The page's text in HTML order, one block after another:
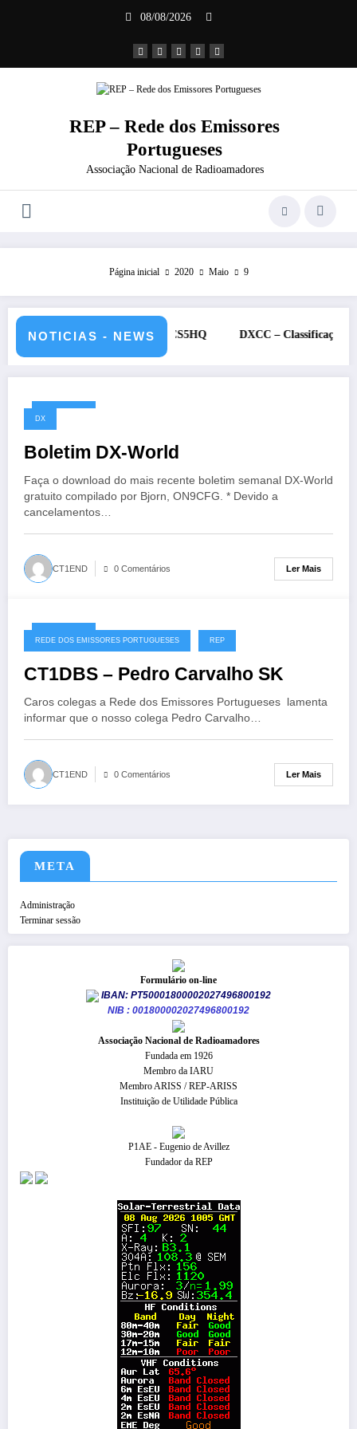
08/08/2026
REP – Rede dos Emissores
Portugueses
Associação Nacional de Radioamadores
Página inicial 2020 Maio 9
NOTICIAS - NEWS
12 de julho de 2026 – CS5HQ DXCC – Classificação estações
09/05/2020
DX
Boletim DX-World
Faça o download do mais recente boletim semanal DX-World
gratuito compilado por Bjorn, ON9CFG. * Devido a
cancelamentos…
CT1END 0 Comentários Ler Mais
09/05/2020
REDE DOS EMISSORES PORTUGUESES REP
CT1DBS – Pedro Carvalho SK
Caros colegas a Rede dos Emissores Portugueses lamenta
informar que o nosso colega Pedro Carvalho…
CT1END 0 Comentários Ler Mais
META
Administração
Terminar sessão
Formulário on-line
IBAN: PT50001800002027496800192
NIB : 001800002027496800192
​Associação Nacional de Radioamadores
Fundada em 1926
Membro da IARU
Membro ARISS / REP-ARISS
Instituição de Utilidade Pública
P1AE - Eugenio de Avillez
Fundador da REP